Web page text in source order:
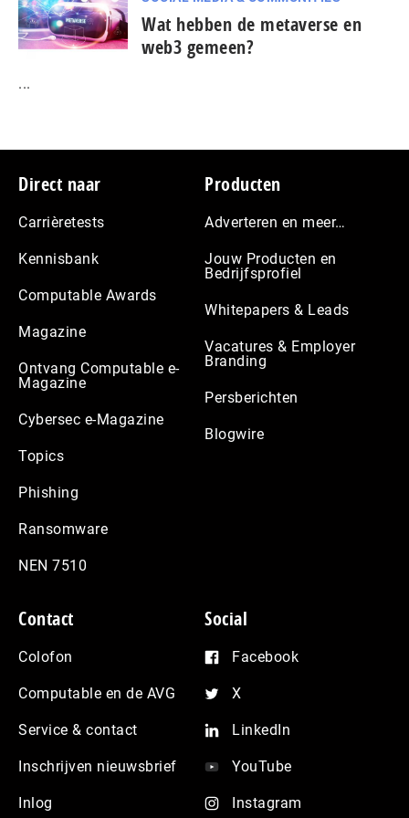
Wat hebben de metaverse en
web3 gemeen?
...
Footer
Direct naar
Carrièretests
Kennisbank
Computable Awards
Magazine
Ontvang Computable e-
Magazine
Cybersec e-Magazine
Topics
Phishing
Ransomware
NEN 7510
Producten
Adverteren en meer…
Jouw Producten en
Bedrijfsprofiel
Whitepapers & Leads
Vacatures & Employer
Branding
Persberichten
Blogwire
Contact
Colofon
Computable en de AVG
Service & contact
Inschrijven nieuwsbrief
Inlog
Social
Facebook
X
LinkedIn
YouTube
Instagram